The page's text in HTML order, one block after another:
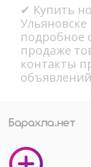
✔ Купить
подробное
продаже
контакты